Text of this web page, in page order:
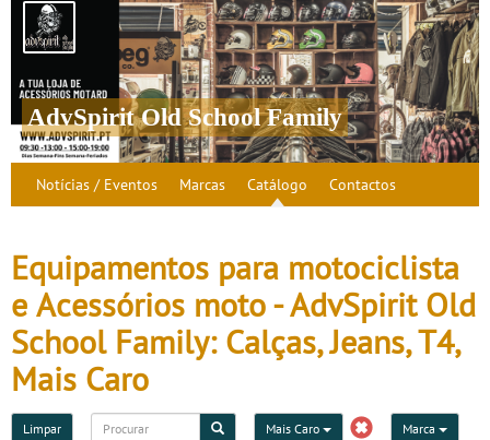
AdvSpirit Old School Family
Notícias / Eventos Marcas Catálogo Contactos
Equipamentos para motociclista
e Acessórios moto - AdvSpirit Old
School Family: Calças, Jeans, T4,
Mais Caro
Limpar Mais Caro Marca